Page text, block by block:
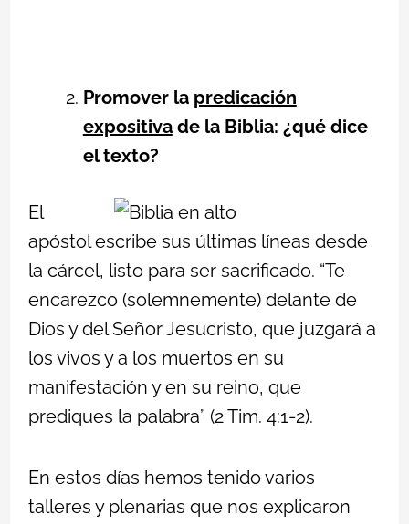
Promover la predicación
expositivade la Biblia: ¿qué dice
el texto?
El
apóstol escribe sus últimas líneas desde
la cárcel, listo para ser sacrificado. “Te
encarezco (solemnemente) delante de
Dios y del Señor Jesucristo, que juzgará a
los vivos y a los muertos en su
manifestación y en su reino, que
prediques la palabra” (2 Tim. 4:1-2).
En estos días hemos tenido varios
talleres y plenarias que nos explicaron